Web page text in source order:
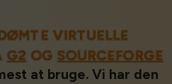
VIRTUELLE
G2 OG SOURCEFORGE
at bruge. Vi har den